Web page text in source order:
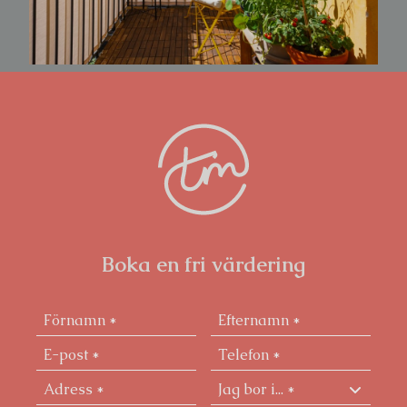
lilla familjen eller det sociala paret som önskar bo på
ett lugnt läge med närhet till såväl restauranger och
folkliv , vatten och grönområden samt några av
Södermalms bästa skolor och förskolor. Perfekta
Välkomna på visning till ett älskvärt hem i kontinentala
kvarter som ni aldrig kommer vilja lämna!
Boka en fri värdering